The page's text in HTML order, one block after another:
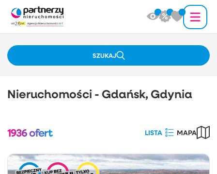
SZUKAJ
Nieruchomości - Gdańsk, Gdynia
1936ofert LISTA MAPA